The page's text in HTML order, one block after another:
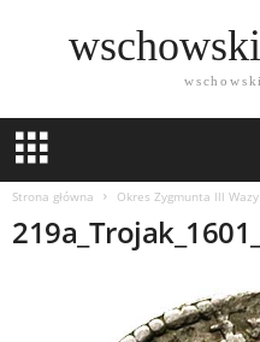
Strona główna Okres Zygmunta lll